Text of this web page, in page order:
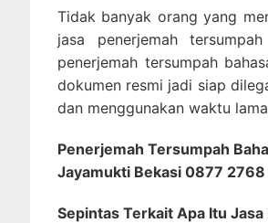
Tidak banyak orang yang
jasa penerjemah
penerjemah tersumpah
dokumen resmi jadi siap
dan menggunakan waktu
Penerjemah Tersumpah
Jayamukti Bekasi 0877
Sepintas Terkait Apa Itu